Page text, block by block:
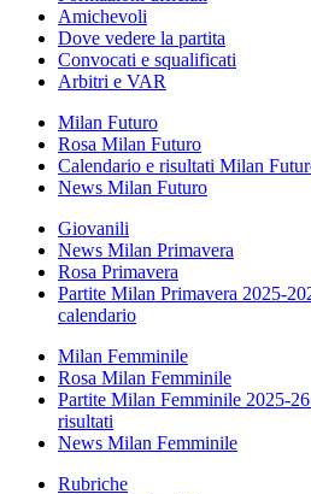
Amichevoli
Dove vedere la partita
Convocati e squalificati
Arbitri e VAR
Milan Futuro
Rosa Milan Futuro
Calendario e risultati Milan
News Milan Futuro
Giovanili
News Milan Primavera
Rosa Primavera
Partite Milan Primavera 2025-
calendario
Milan Femminile
Rosa Milan Femminile
Partite Milan Femminile 2025-
risultati
News Milan Femminile
Rubriche